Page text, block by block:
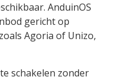
AnduinOS
gericht op
Agoria of Unizo,
schakelen zonder